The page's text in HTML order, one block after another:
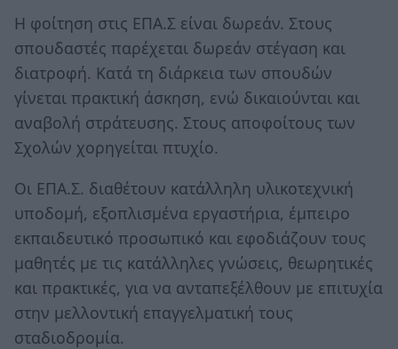
Η φοίτηση στις ΕΠΑ.Σ είναι δωρεάν. Στους
σπουδαστές παρέχεται δωρεάν στέγαση και
διατροφή. Κατά τη διάρκεια των σπουδών
γίνεται πρακτική άσκηση, ενώ δικαιούνται και
αναβολή στράτευσης. Στους αποφοίτους των
Σχολών χορηγείται πτυχίο.
Οι ΕΠΑ.Σ. διαθέτουν κατάλληλη υλικοτεχνική
υποδομή, εξοπλισμένα εργαστήρια, έμπειρο
εκπαιδευτικό προσωπικό και εφοδιάζουν τους
μαθητές με τις κατάλληλες γνώσεις, θεωρητικές
και πρακτικές, για να ανταπεξέλθουν με επιτυχία
στην μελλοντική επαγγελματική τους
σταδιοδρομία.